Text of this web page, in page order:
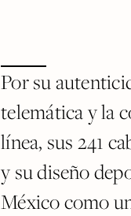
Por su
telemática y la
línea, sus 241
y su diseño
México como